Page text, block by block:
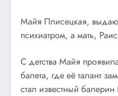
Майя Плисецкая,
психиатром, а мать,
С детства Майя
балета, где её талант
стал известный